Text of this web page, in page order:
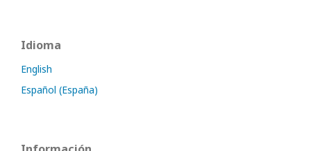
Idioma
English
Español (España)